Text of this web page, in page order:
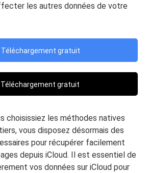
les autres données de votre
Téléchargement gratuit
Téléchargement gratuit
choisissiez les méthodes natives
vous disposez désormais des
pour récupérer facilement
depuis iCloud. Il est essentiel de
vos données sur iCloud pour